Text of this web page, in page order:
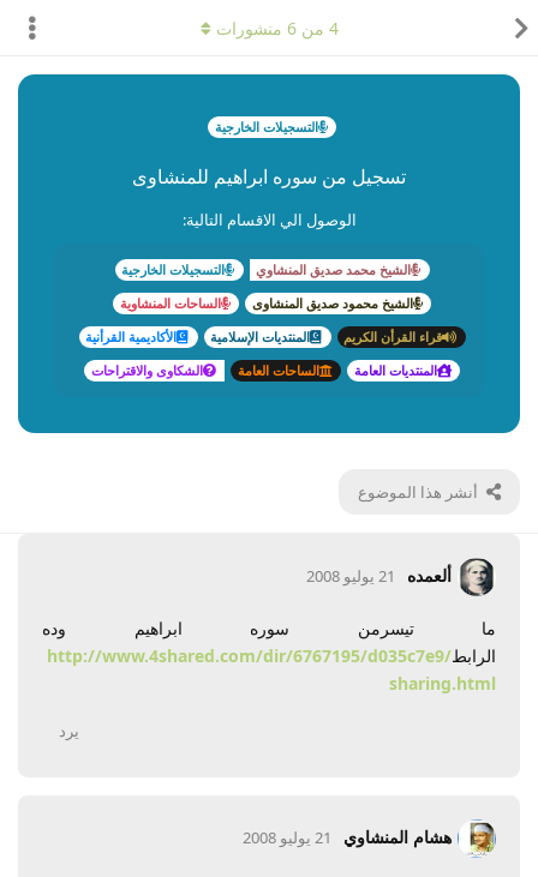
التسجيلات الخارجية
تسجيل من سوره ابراهيم للمنشاوى
الوصول الي الاقسام التالية:
الشيخ محمد صديق المنشاوي
التسجيلات الخارجية
الشيخ محمود صديق المنشاوى
الساحات المنشاوية
قراء القرأن الكريم
المنتديات الإسلامية
الأكاديمية القرأنية
المنتديات العامة
الساحات العامة الشكاوى والاقتراحات
أنشر هذا الموضوع
4 من6 منشورات
ألعمده 21 يوليو 2008
ما تيسرمن سوره ابراهيم وده
الرابطhttp://www.4shared.com/dir/6767195/d035c7e9/
sharing.html
يرد
هشام المنشاوي 21 يوليو 2008